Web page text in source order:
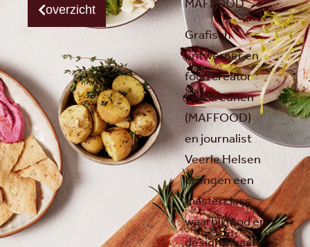
overzicht
Grafisch
ontwerper en
food creator
Elke Treunen
(MAFFOOD)
en journalist
Veerle Helsen
brengen een
masterclass
waarbij food en